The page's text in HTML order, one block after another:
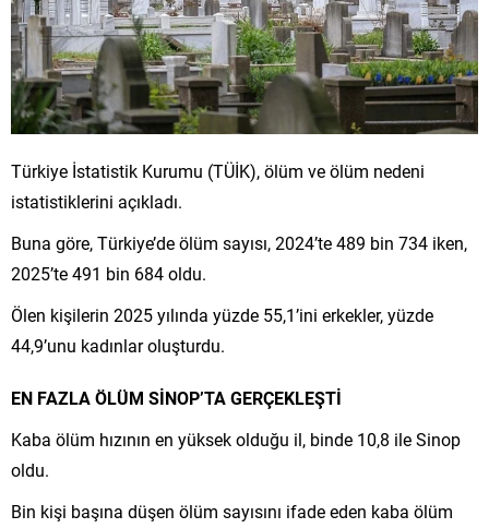
Türkiye İstatistik Kurumu (TÜİK), ölüm ve ölüm nedeni
istatistiklerini açıkladı.
Buna göre, Türkiye’de ölüm sayısı, 2024’te 489 bin 734 iken,
2025’te 491 bin 684 oldu.
Ölen kişilerin 2025 yılında yüzde 55,1’ini erkekler, yüzde
44,9’unu kadınlar oluşturdu.
EN FAZLA ÖLÜM SİNOP’TA GERÇEKLEŞTİ
Kaba ölüm hızının en yüksek olduğu il, binde 10,8 ile Sinop
oldu.
Bin kişi başına düşen ölüm sayısını ifade eden kaba ölüm